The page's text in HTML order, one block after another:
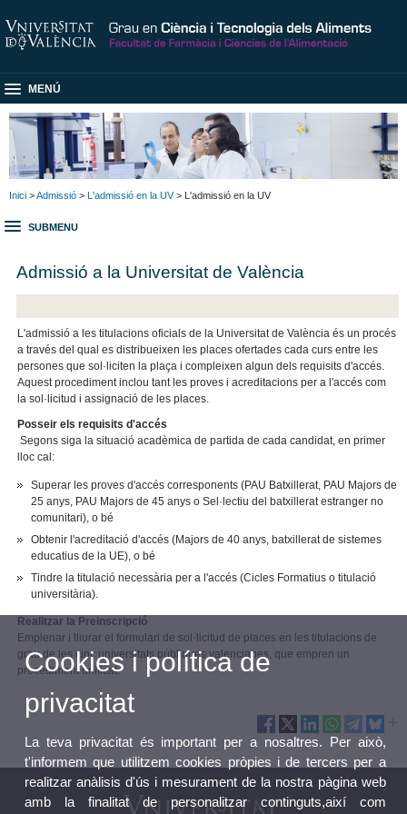
MENÚ
Inici >Admissió > L'admissió en la UV> L'admissió en la UV
SUBMENU
Admissió a la Universitat de València
L'admissió a les titulacions oficials de la Universitat de València és un procés
a través del qual es distribueixen les places ofertades cada curs entre les
persones que sol·liciten la plaça i compleixen algun dels requisits d'accés.
Aquest procediment inclou tant les proves i acreditacions per a l'accés com
la sol·licitud i assignació de les places.
Posseir els requisits d'accés
Segons siga la situació acadèmica de partida de cada candidat, en primer
lloc cal:
Superar les proves d'accés corresponents (PAU Batxillerat, PAU Majors de
25 anys, PAU Majors de 45 anys o Sel·lectiu del batxillerat estranger no
comunitari), o bé
Obtenir l'acreditació d'accés (Majors de 40 anys, batxillerat de sistemes
educatius de la UE), o bé
Tindre la titulació necessària per a l'accés (Cicles Formatius o titulació
universitària).
Realitzar la Preinscripció
Emplenar i lliurar el formulari de sol·licitud de places en les titulacions de
grau de les cinc universitats públiques valencianes, que empren un
procediment unificat.
Cookies i política de
privacitat
La teva privacitat és important per a nosaltres. Per això,
t'informem que utilitzem cookies pròpies i de tercers per a
realitzar anàlisis d'ús i mesurament de la nostra pàgina web
amb la finalitat de personalitzar continguts,així com